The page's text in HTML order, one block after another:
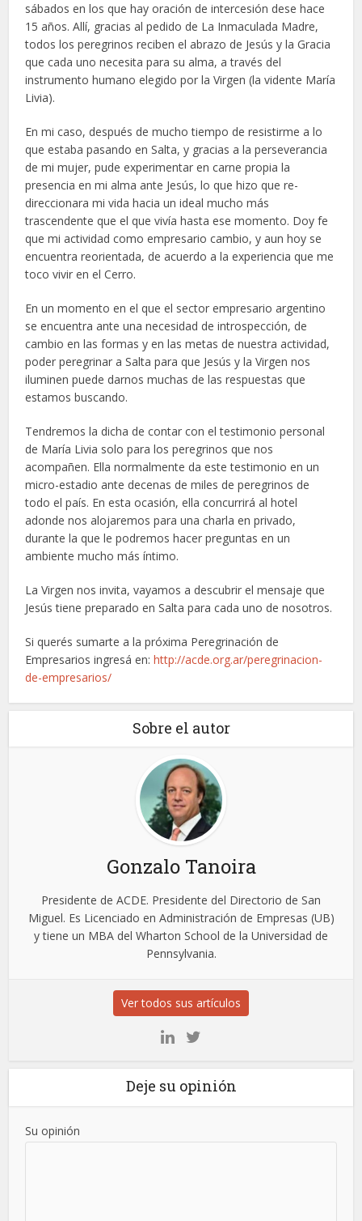
sábados en los que hay oración de intercesión dese hace
15 años. Allí, gracias al pedido de La Inmaculada Madre,
todos los peregrinos reciben el abrazo de Jesús y la Gracia
que cada uno necesita para su alma, a través del
instrumento humano elegido por la Virgen (la vidente María
Livia).
En mi caso, después de mucho tiempo de resistirme a lo
que estaba pasando en Salta, y gracias a la perseverancia
de mi mujer, pude experimentar en carne propia la
presencia en mi alma ante Jesús, lo que hizo que re-
direccionara mi vida hacia un ideal mucho más
trascendente que el que vivía hasta ese momento. Doy fe
que mi actividad como empresario cambio, y aun hoy se
encuentra reorientada, de acuerdo a la experiencia que me
toco vivir en el Cerro.
En un momento en el que el sector empresario argentino
se encuentra ante una necesidad de introspección, de
cambio en las formas y en las metas de nuestra actividad,
poder peregrinar a Salta para que Jesús y la Virgen nos
iluminen puede darnos muchas de las respuestas que
estamos buscando.
Tendremos la dicha de contar con el testimonio personal
de María Livia solo para los peregrinos que nos
acompañen. Ella normalmente da este testimonio en un
micro-estadio ante decenas de miles de peregrinos de
todo el país. En esta ocasión, ella concurrirá al hotel
adonde nos alojaremos para una charla en privado,
durante la que le podremos hacer preguntas en un
ambiente mucho más íntimo.
La Virgen nos invita, vayamos a descubrir el mensaje que
Jesús tiene preparado en Salta para cada uno de nosotros.
Si querés sumarte a la próxima Peregrinación de
Empresarios ingresá en:http://acde.org.ar/peregrinacion-
de-empresarios/
Sobre el autor
Gonzalo Tanoira
Presidente de ACDE. Presidente del Directorio de San
Miguel. Es Licenciado en Administración de Empresas (UB)
y tiene un MBA del Wharton School de la Universidad de
Pennsylvania.
Ver todos sus artículos
Deje su opinión
Su opinión